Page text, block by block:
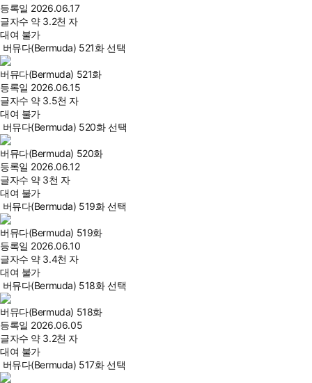
등록일 2026.06.17
글자수 약 3.2천 자
대여 불가
버뮤다(Bermuda) 521화 선택
버뮤다(Bermuda) 521화
등록일 2026.06.15
글자수 약 3.5천 자
대여 불가
버뮤다(Bermuda) 520화 선택
버뮤다(Bermuda) 520화
등록일 2026.06.12
글자수 약 3천 자
대여 불가
버뮤다(Bermuda) 519화 선택
버뮤다(Bermuda) 519화
등록일 2026.06.10
글자수 약 3.4천 자
대여 불가
버뮤다(Bermuda) 518화 선택
버뮤다(Bermuda) 518화
등록일 2026.06.05
글자수 약 3.2천 자
대여 불가
버뮤다(Bermuda) 517화 선택